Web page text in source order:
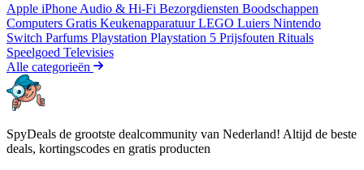
Apple iPhone Audio & Hi-Fi Bezorgdiensten Boodschappen
Computers Gratis KeukenapparatuurLEGO Luiers Nintendo
Switch Parfums Playstation Playstation 5 Prijsfouten Rituals
Speelgoed Televisies
Alle categorieën
SpyDeals de grootste dealcommunity van Nederland! Altijd de beste
deals, kortingscodes en gratis producten